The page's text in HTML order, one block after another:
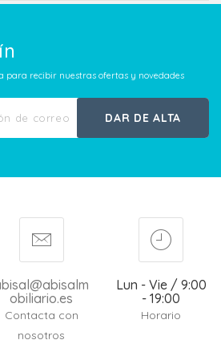
para recibir nuestras ofertas y novedades
DAR DE ALTA
obiliario.es
Contacta con
nosotros
Lun - Vie / 9:00
- 19:00
Horario